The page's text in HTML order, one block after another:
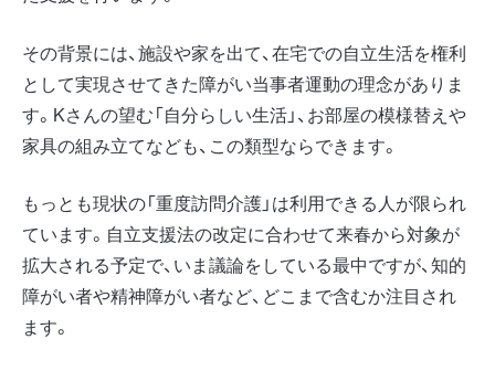
その背景には、施設や家を出て、在宅での自立生活を権利
として実現させてきた障がい当事者運動の理念がありま
す。Kさんの望む「自分らしい生活」、お部屋の模様替えや
家具の組み立てなども、この類型ならできます。
もっとも現状の「重度訪問介護」は利用できる人が限られ
ています。自立支援法の改定に合わせて来春から対象が
拡大される予定で、いま議論をしている最中ですが、知的
障がい者や精神障がい者など、どこまで含むか注目され
ます。